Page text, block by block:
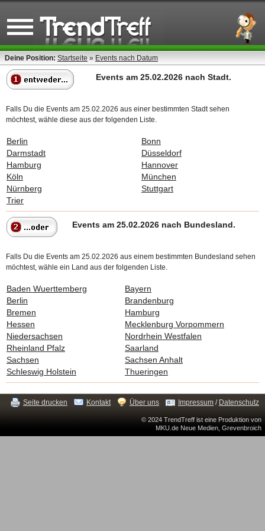
Deine Position: Startseite » Events nach Datum
Events am 25.02.2026 nach Stadt.
Falls Du die Events am 25.02.2026 aus einer bestimmten Stadt sehen
möchtest, wähle diese aus der folgenden Liste.
Berlin
Bonn
Darmstadt
Düsseldorf
Hamburg
Hannover
Köln
München
Nürnberg
Stuttgart
Trier
Events am 25.02.2026 nach Bundesland.
Falls Du die Events am 25.02.2026 aus einem bestimmten Bundesland sehen
möchtest, wähle ein Land aus der folgenden Liste.
Baden Wuerttemberg
Bayern
Berlin
Brandenburg
Bremen
Hamburg
Hessen
Mecklenburg Vorpommern
Niedersachsen
Nordrhein Westfalen
Rheinland Pfalz
Saarland
Sachsen
Sachsen Anhalt
Schleswig Holstein
Thueringen
Seite drucken Kontakt Über uns Impressum / Datenschutz
© 2024 TrendTreff ist eine Produktion von
MKU.de Neue Medien, Grevenbroich